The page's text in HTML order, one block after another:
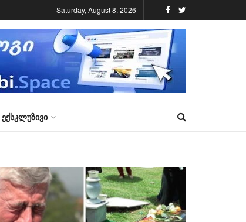
Saturday, August 8, 2026
ᲔᲥᲡᲙᲚᲣᲖᲘᲕᲘ